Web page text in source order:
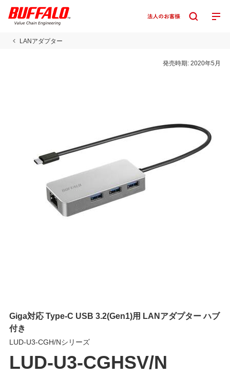
LANアダプター
発売時期:2020年5月
Giga対応 Type-C USB 3.2(Gen1)用 LANアダプター ハブ
付き
LUD-U3-CGH/Nシリーズ
LUD-U3-CGHSV/N